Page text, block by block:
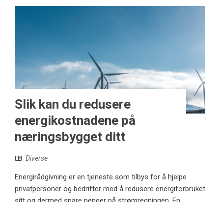
Slik kan du redusere
energikostnadene på
næringsbygget ditt
Diverse
Energirådgivning er en tjeneste som tilbys for å hjelpe
privatpersoner og bedrifter med å redusere energiforbruket